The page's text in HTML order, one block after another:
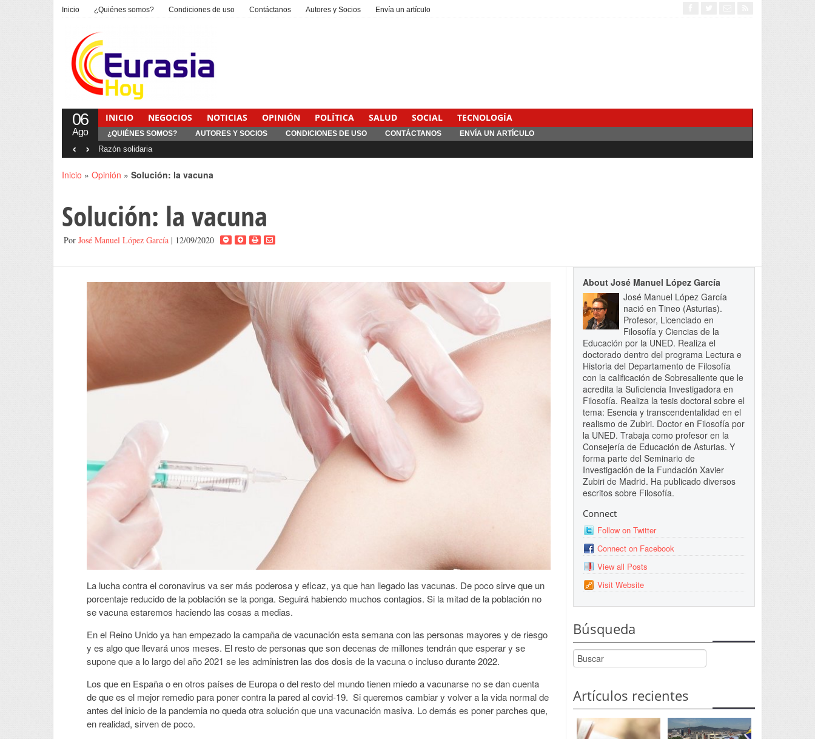
Inicio ¿Quiénes somos? Condiciones de uso Contáctanos Autores y Socios Envía un artículo
06
Ago
INICIO NEGOCIOS NOTICIAS OPINIÓN POLÍTICA SALUD SOCIAL TECNOLOGÍA
¿QUIÉNES SOMOS? AUTORES Y SOCIOS CONDICIONES DE USO CONTÁCTANOS ENVÍA UN ARTÍCULO
Interventionism estatal
‹ ›
Inicio » Opinión » Solución: la vacuna
Solución: la vacuna
Por José Manuel López García | 12/09/2020
La lucha contra el coronavirus va ser más poderosa y eficaz, ya que han llegado las vacunas. De poco sirve que un
porcentaje reducido de la población se la ponga. Seguirá habiendo muchos contagios. Si la mitad de la población no
se vacuna estaremos haciendo las cosas a medias.
En el Reino Unido ya han empezado la campaña de vacunación esta semana con las personas mayores y de riesgo
y es algo que llevará unos meses. El resto de personas que son decenas de millones tendrán que esperar y se
supone que a lo largo del año 2021 se les administren las dos dosis de la vacuna o incluso durante 2022.
Los que en España o en otros países de Europa o del resto del mundo tienen miedo a vacunarse no se dan cuenta
de que es el mejor remedio para poner contra la pared al covid-19. Si queremos cambiar y volver a la vida normal de
antes del inicio de la pandemia no queda otra solución que una vacunación masiva. Lo demás es poner parches que,
en realidad, sirven de poco.
About José Manuel López García
José Manuel López García
nació en Tineo (Asturias).
Profesor, Licenciado en
Filosofía y Ciencias de la
Educación por la UNED. Realiza el
doctorado dentro del programa Lectura e
Historia del Departamento de Filosofía
con la calificación de Sobresaliente que le
acredita la Suficiencia Investigadora en
Filosofía. Realiza la tesis doctoral sobre el
tema: Esencia y transcendentalidad en el
realismo de Zubiri. Doctor en Filosofía por
la UNED. Trabaja como profesor en la
Consejería de Educación de Asturias. Y
forma parte del Seminario de
Investigación de la Fundación Xavier
Zubiri de Madrid. Ha publicado diversos
escritos sobre Filosofía.
Connect
Follow on Twitter
Connect on Facebook
View all Posts
Visit Website
Búsqueda
Artículos recientes